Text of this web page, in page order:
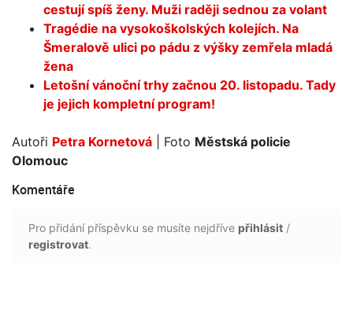
cestují spíš ženy. Muži raději sednou za volant
Tragédie na vysokoškolských kolejích. Na
Šmeralově ulici po pádu z výšky zemřela mladá
žena
Letošní vánoční trhy začnou 20. listopadu. Tady
je jejich kompletní program!
Autoři Petra Kornetová | Foto Městská policie
Olomouc
Komentáře
Pro přidání příspěvku se musíte nejdříve přihlásit /
registrovat.